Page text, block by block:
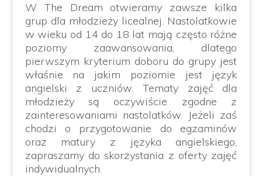
W The Dream otwieramy zawsze kilka
grup dla młodzieży licealnej. Nastolatkowie
w wieku od 14 do 18 lat mają często różne
poziomy zaawansowania, dlatego
pierwszym kryterium doboru do grupy jest
właśnie na jakim poziomie jest język
angielski z uczniów. Tematy zajęć dla
młodzieży są oczywiście zgodne z
zainteresowaniami nastolatków. Jeżeli zaś
chodzi o przygotowanie do egzaminów
oraz matury z języka angielskiego,
zapraszamy do skorzystania z oferty zajęć
indywidualnych.